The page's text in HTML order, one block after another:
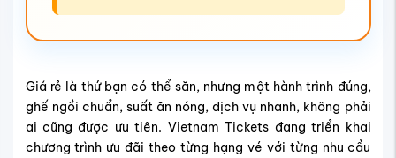
Giá rẻ là thứ bạn có thể săn, nhưng một hành trình đúng,
ghế ngồi chuẩn, suất ăn nóng, dịch vụ nhanh, không phải
ai cũng được ưu tiên. Vietnam Tickets đang triển khai
chương trình ưu đãi theo từng hạng vé với từng nhu cầu